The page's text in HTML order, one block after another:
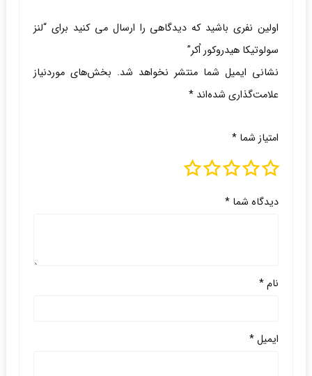
اولین نفری باشید که دیدگاهی را ارسال می کنید برای “لنز
سولوتیکا هیدروکور اُکر”
نشانی ایمیل شما منتشر نخواهد شد. بخش‌های موردنیاز
علامت‌گذاری شده‌اند *
امتیاز شما *
دیدگاه شما *
نام*
ایمیل*